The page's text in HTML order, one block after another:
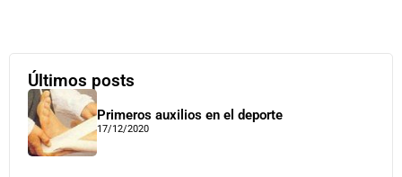
Últimos posts
Primeros auxilios en el deporte
17/12/2020